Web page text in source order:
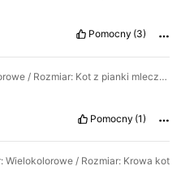
Pomocny (3)
Kolor: Wielokolorowe / Rozmiar: Kot z pianki mlecznej
Pomocny (1)
Wielokolorowe / Rozmiar: Krowa kot